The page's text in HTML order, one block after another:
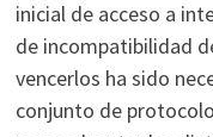
inicial de acceso a
de incompatibilidad
vencerlos ha sido
conjunto de